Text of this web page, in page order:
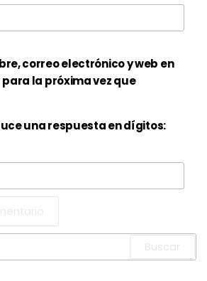
correo electrónico y web en
la próxima vez que
una respuesta en dígitos: